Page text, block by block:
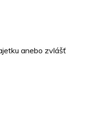
anebo zvlášť